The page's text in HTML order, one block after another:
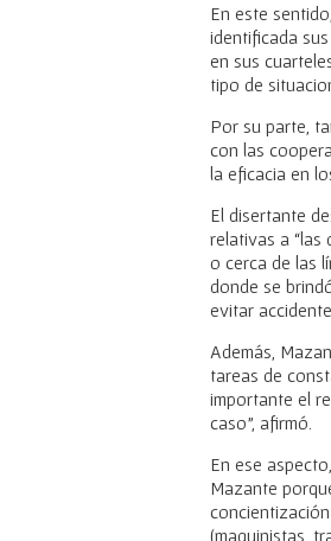
En este
identificada
en sus
tipo de
Por su parte,
con las
la eficacia en
El disertante
relativas a “las
o cerca de las
donde se
evitar
Además,
tareas de
importante el
caso”, afirmó.
En ese
Mazante
(maquinistas,